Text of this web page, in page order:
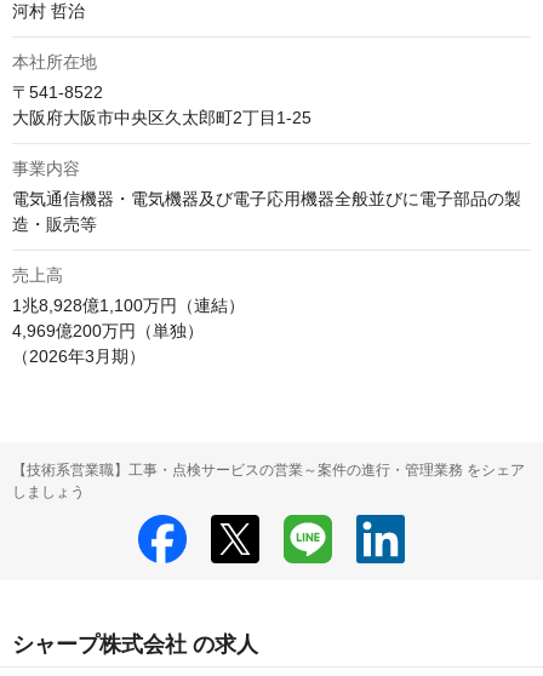
河村 哲治
本社所在地
〒541-8522
大阪府大阪市中央区久太郎町2丁目1-25
事業内容
電気通信機器・電気機器及び電子応用機器全般並びに電子部品の製
造・販売等
売上高
1兆8,928億1,100万円（連結）
4,969億200万円（単独）
（2026年3月期）
【技術系営業職】工事・点検サービスの営業～案件の進行・管理業務 をシェア
しましょう
シャープ株式会社 の求人